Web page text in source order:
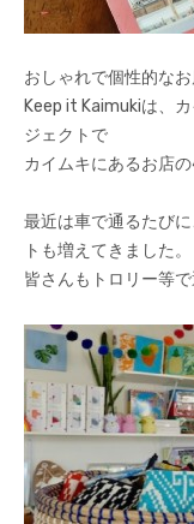
おしゃれで個性的な
Keep it Kaimukiは、
ジェクトで
カイムキにあるお店
最近は車で通るたび
トも増えてきました。
皆さんもトロリー等